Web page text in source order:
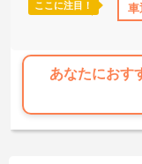
託児所・育児補助 年
商品に交換できるシ
ご興味をお持ちの方
ますのでお気軽にお
ここに注目！ 車
あなたにおす